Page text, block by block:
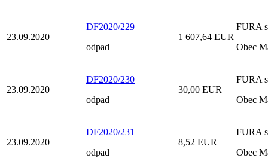
23.09.2020
DF2020/229
odpad
1 607,64 EUR
FURA
Obec
23.09.2020
DF2020/230
odpad
30,00 EUR
FURA
Obec
23.09.2020
DF2020/231
odpad
8,52 EUR
FURA
Obec